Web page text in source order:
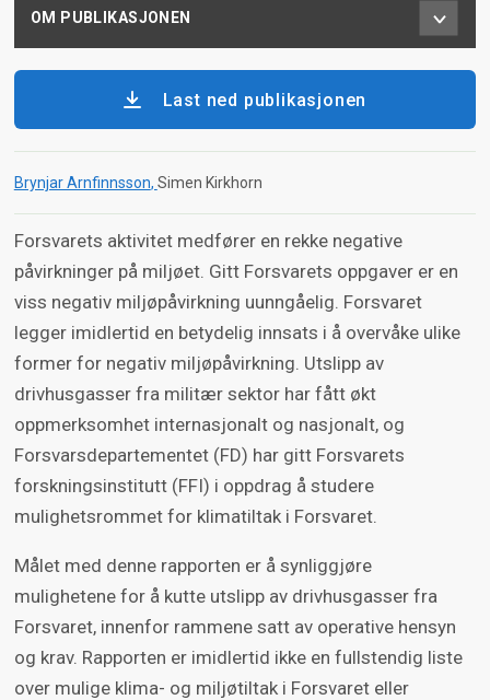
OM PUBLIKASJONEN
Last ned publikasjonen
Brynjar Arnfinnsson Simen Kirkhorn
Forsvarets aktivitet medfører en rekke negative
påvirkninger på miljøet. Gitt Forsvarets oppgaver er en
viss negativ miljøpåvirkning uunngåelig. Forsvaret
legger imidlertid en betydelig innsats i å overvåke ulike
former for negativ miljøpåvirkning. Utslipp av
drivhusgasser fra militær sektor har fått økt
oppmerksomhet internasjonalt og nasjonalt, og
Forsvarsdepartementet (FD) har gitt Forsvarets
forskningsinstitutt (FFI) i oppdrag å studere
mulighetsrommet for klimatiltak i Forsvaret.
Målet med denne rapporten er å synliggjøre
mulighetene for å kutte utslipp av drivhusgasser fra
Forsvaret, innenfor rammene satt av operative hensyn
og krav. Rapporten er imidlertid ikke en fullstendig liste
over mulige klima- og miljøtiltak i Forsvaret eller